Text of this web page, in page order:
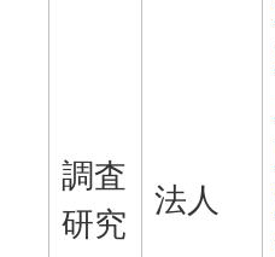
調査
研究
法人